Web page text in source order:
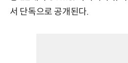
서 단독으로 공개된다.